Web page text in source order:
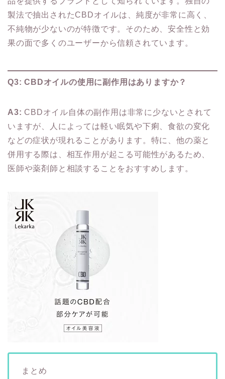
製法で抽出されたCBDオイルは、純度が非常に高く、
不純物が少ないのが特徴です。そのため、安全性と効
果の面で多くのユーザーから信頼されています。
Q3: CBDオイルの使用に副作用はありますか？
A3: CBDオイル自体の副作用は非常に少ないとされて
いますが、人によっては軽い眠気や下痢、食欲の変化
などの症状が現れることがあります。特に、他の薬と
併用する際は、相互作用が起こる可能性があるため、
医師や薬剤師と相談することをおすすめします。
まとめ